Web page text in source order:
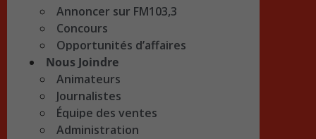
Annoncer sur FM103,3
Concours
Opportunités d’affaires
Nous Joindre
Animateurs
Journalistes
Équipe des ventes
Administration